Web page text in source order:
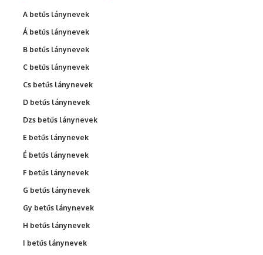
A betűs lánynevek
Á betűs lánynevek
B betűs lánynevek
C betűs lánynevek
Cs betűs lánynevek
D betűs lánynevek
Dzs betűs lánynevek
E betűs lánynevek
É betűs lánynevek
F betűs lánynevek
G betűs lánynevek
Gy betűs lánynevek
H betűs lánynevek
I betűs lánynevek